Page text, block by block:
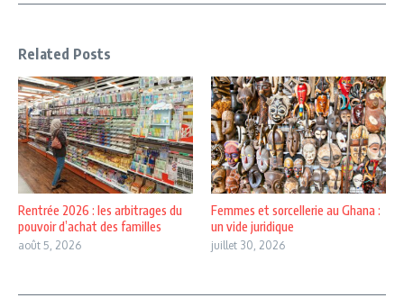
Related Posts
Rentrée 2026 : les arbitrages du
pouvoir d’achat des familles
août 5, 2026
Femmes et sorcellerie au Ghana :
un vide juridique
juillet 30, 2026